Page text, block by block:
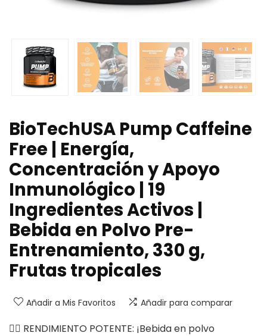
BioTechUSA Pump Caffeine
Free | Energía,
Concentración y Apoyo
Inmunológico | 19
Ingredientes Activos |
Bebida en Polvo Pre-
Entrenamiento, 330 g,
Frutas tropicales
Añadir a Mis Favoritos Añadir para comparar
🏋️‍♂️ RENDIMIENTO POTENTE: ¡Bebida en polvo